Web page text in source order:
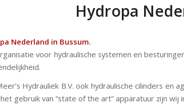
Hydropa
Nederland in Bussum.
voor hydraulische systemen en
Hydrauliek B.V. ook hydraulische cilinders
gebruik van “state of the art” apparatuur zijn